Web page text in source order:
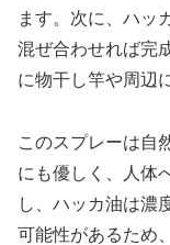
ます。次に、ハッ
混ぜ合わせれば完
に物干し竿や周辺
このスプレーは自
にも優しく、人体
し、ハッカ油は濃
可能性があるため